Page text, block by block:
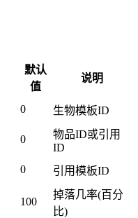
默认
值
说明
0 生物模板ID
0
物品ID或引用
ID
0 引用模板ID
100
掉落几率(百分
比)